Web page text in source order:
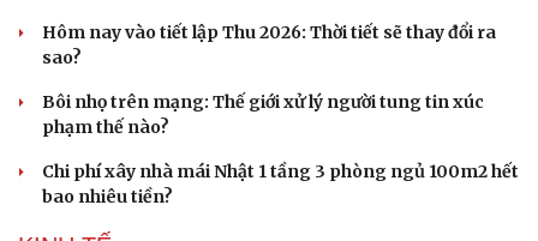
Doanh nghiệp 24h
Doanh nhân
Tin Công nghệ
Hôm nay vào tiết lập Thu 2026: Thời tiết sẽ thay đổi ra
sao?
Bôi nhọ trên mạng: Thế giới xử lý người tung tin xúc
phạm thế nào?
Chi phí xây nhà mái Nhật 1 tầng 3 phòng ngủ 100m2 hết
bao nhiêu tiền?